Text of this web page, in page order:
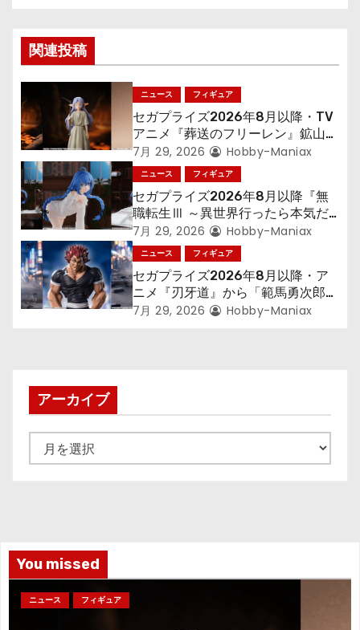
ー
シ
ョ
ン
関連投稿
ニュース フィギュア
セガプライズ2026年8月以降・TV
アニメ『葬送のフリーレン』鉱山で
300年働くことになっっちゃった
「フリーレン」を立体化！
7月 29, 2026 Hobby-Maniax
ニュース フィギュア
セガプライズ2026年8月以降『無
職転生Ⅲ ～異世界行ったら本気だ
す～』から「ロキシー」のフィギュ
アが登場！
7月 29, 2026 Hobby-Maniax
ニュース フィギュア
セガプライズ2026年8月以降・ア
ニメ『刃牙道』から「範馬勇次郎」
が登場ッッ!!
7月 29, 2026 Hobby-Maniax
アーカイブ
ー
You missed
ニュース フィギュア